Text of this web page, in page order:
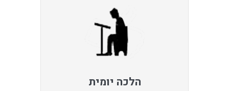
הלכה יומית